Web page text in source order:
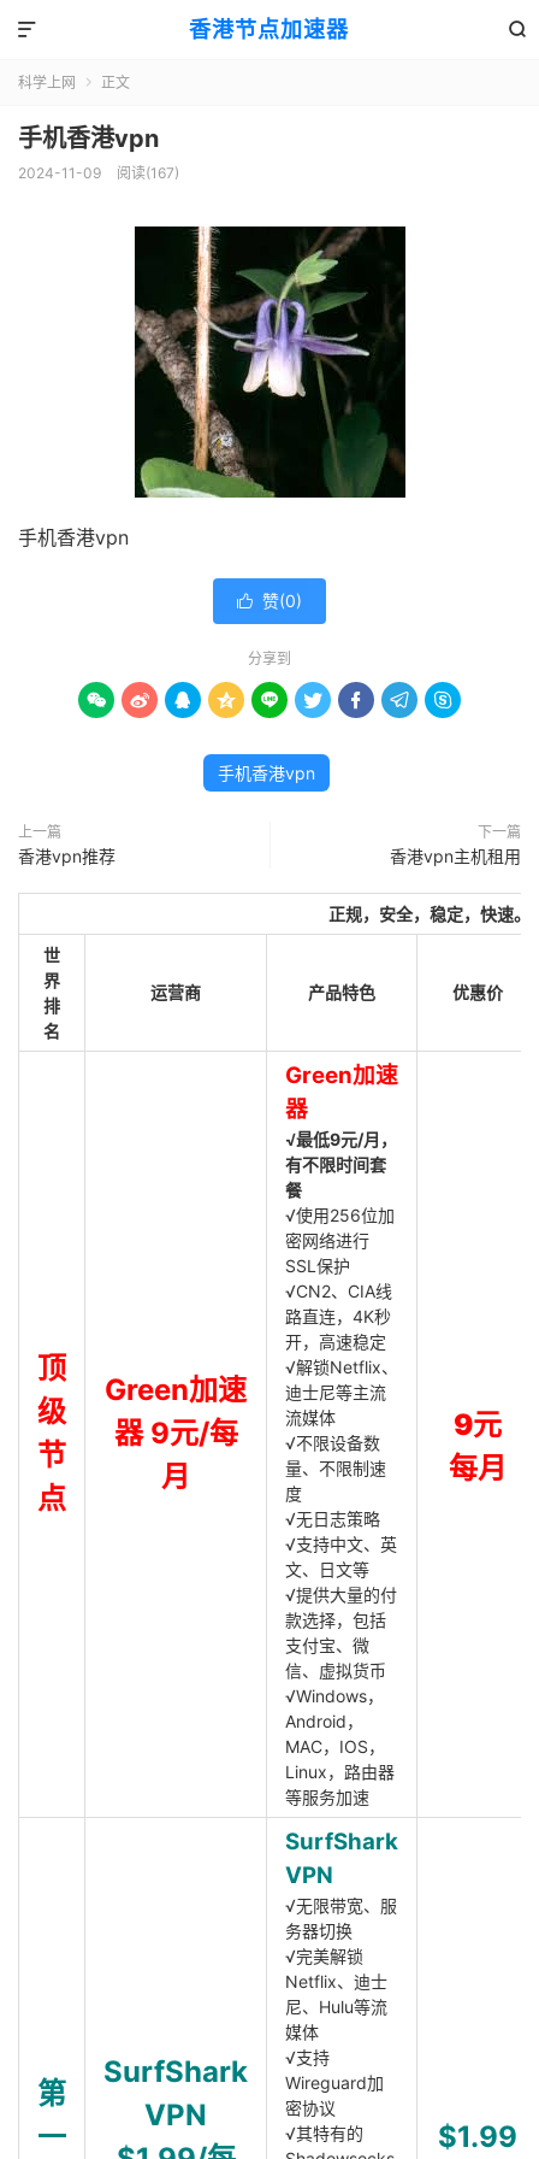
香港节点加速器 

科学上网  正文
手机香港vpn
2024-11-09 阅读(167)
手机香港vpn
 赞(0)
分享到
        
手机香港vpn
上一篇
香港vpn推荐
下一篇
香港vpn主机租用
正规，安全，稳定，快速。
世
界
排
名
运营商 产品特色 优惠价
顶
级
节
点
Green加速
器 9元/每
月
Green加速
器
√最低9元/月，
有不限时间套
餐
√使用256位加
密网络进行
SSL保护
√CN2、CIA线
路直连，4K秒
开，高速稳定
√解锁Netflix、
迪士尼等主流
流媒体
√不限设备数
量、不限制速
度
√无日志策略
√支持中文、英
文、日文等
√提供大量的付
款选择，包括
支付宝、微
信、虚拟货币
√Windows，
Android，
MAC，IOS，
Linux，路由器
等服务加速
9元
每月
第
一
SurfShark
VPN
SurfShark
VPN
√无限带宽、服
务器切换
√完美解锁
Netflix、迪士
尼、Hulu等流
媒体
√支持
Wireguard加
密协议
√其特有的
$1.99